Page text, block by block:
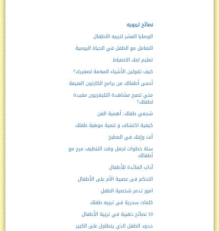
نصائح تربويه
الوصايا العشر لتربيه الاطفال
التعامل مع الطفل في الحياة اليومية
تعليم ابنك الانضباط
كيف تقولين الأشياء المهمة لصغيرك؟
أحمى أطفالك من برامج الكارتون العنيفة
متي تصبح مشاهدة التليفزيون مفيدة
لطفلك؟
شجعي طفلك: أهمية الفن
كيفية اكتشاف و تنمية موهبة طفلك
أنت وإبنك في المطبخ
ستة خطوات لجعل وقت التنظيف مرح مع
أطفالك
آداب المائدة للأطفال
التحكم فى عصبية الأم على الأطفال
امور تدمر شخصية الطفل
كلمات سحرية فى تربيه طفلك
10 نصائح ذهبية في تربية الأطفال
حدود الطفل الذي يتطاول على الكبير